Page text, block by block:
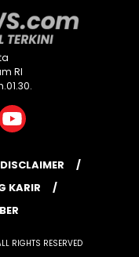
RI
DISCLAIMER
KARIR
RIGHTS RESERVED